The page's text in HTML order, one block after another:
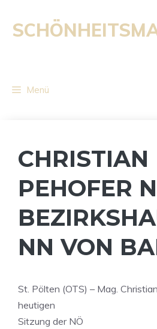
Inhalt
springen
Menü
CHRISTIAN
PEHOFER
NN VON
St. Pölten (OTS) – Mag.
heutigen
Sitzung der NÖ